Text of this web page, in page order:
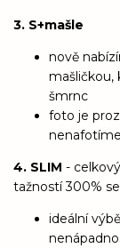
3. S+mašle
nově
mašličkou,
šmrnc
foto je
4. SLIM -
tažností 300%
ideální